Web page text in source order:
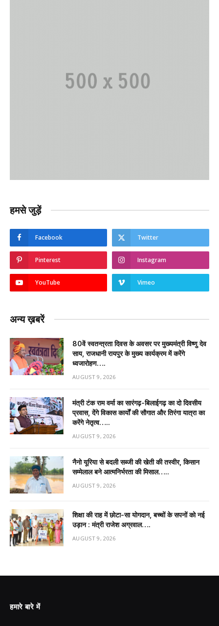
हमसे जुड़ें
Facebook Twitter
Pinterest Instagram
YouTube Vimeo
अन्य ख़बरें
80वें स्वतन्त्रता दिवस के अवसर पर मुख्यमंत्री विष्णु देव
साय, राजधानी रायपुर के मुख्य कार्यक्रम में करेंगे
ध्वजारोहण….
AUGUST 9, 2026
मंत्री टंक राम वर्मा का सारंगढ़-बिलाईगढ़ का दो दिवसीय
प्रवास, देंगे विकास कार्यों की सौगात और तिरंगा यात्रा का
करेंगे नेतृत्व…..
AUGUST 9, 2026
नैनो यूरिया से बदली सब्जी की खेती की तस्वीर, किसान
सम्मेलाल बने आत्मनिर्भरता की मिसाल…..
AUGUST 9, 2026
शिक्षा की राह में छोटा-सा योगदान, बच्चों के सपनों को नई
उड़ान : मंत्री राजेश अग्रवाल….
AUGUST 9, 2026
हमारे बारे में